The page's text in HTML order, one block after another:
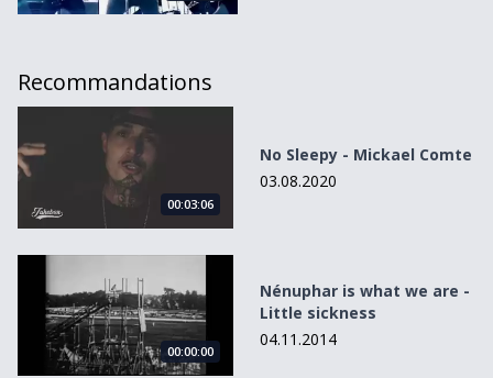
Recommandations
No Sleepy - Mickael Comte
00:03:06
No Sleepy - Mickael Comte
03.08.2020
00:00:00
Nénuphar is what we are -
Little sickness
04.11.2014